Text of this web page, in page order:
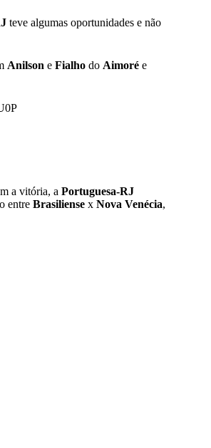
teve algumas oportunidades e não
Anilson e Fialho do Aimoré e
a vitória, a Portuguesa-RJ
entre Brasiliense x Nova Venécia,